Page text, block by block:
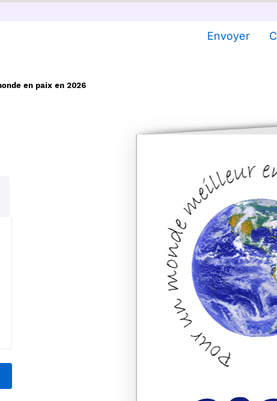
Envoyer
en paix en 2026